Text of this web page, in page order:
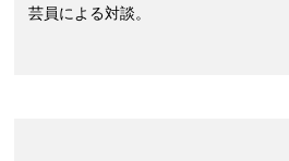
芸員による対談。